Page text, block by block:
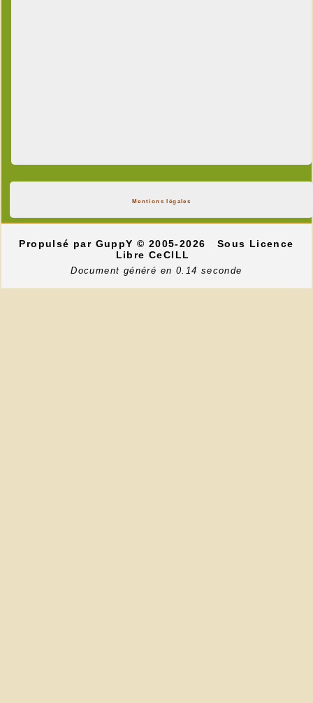
Mentions légales
Propulsé par GuppY© 2005-2026
Sous Licence
Libre CeCILL
Document généré en 0.14 seconde